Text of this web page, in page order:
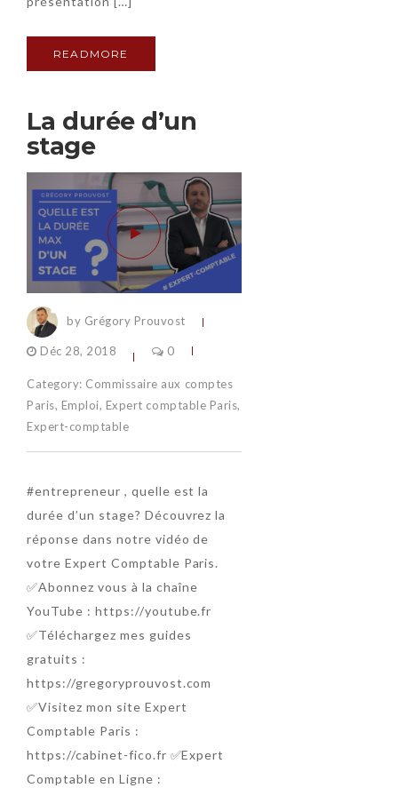
READMORE
La durée d’un
stage
by Grégory Prouvost
Déc 28, 2018 0
Category: Commissaire aux comptes
Paris, Emploi, Expert comptable Paris,
Expert-comptable
#entrepreneur , quelle est la
durée d’un stage? Découvrez la
réponse dans notre vidéo de
votre Expert Comptable Paris.
✅Abonnez vous à la chaîne
YouTube : https://youtube.fr
✅Téléchargez mes guides
gratuits :
https://gregoryprouvost.com
✅Visitez mon site Expert
Comptable Paris :
https://cabinet-fico.fr ✅Expert
Comptable en Ligne :